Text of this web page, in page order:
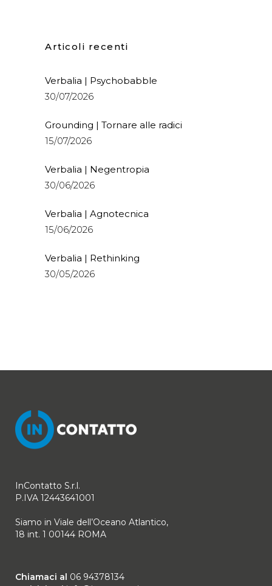
Articoli recenti
Verbalia | Psychobabble
30/07/2026
Grounding | Tornare alle radici
15/07/2026
Verbalia | Negentropia
30/06/2026
Verbalia | Agnotecnica
15/06/2026
Verbalia | Rethinking
30/05/2026
InContatto S.r.l.
P.IVA 12443641001
Siamo in Viale dell’Oceano Atlantico,
18 int. 1 00144 ROMA
Chiamaci al 06 94378134